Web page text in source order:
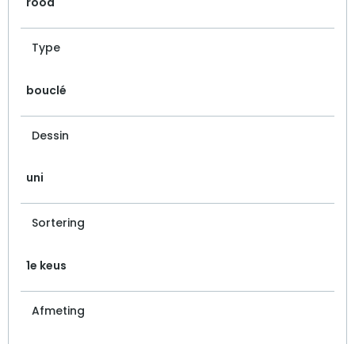
Type
bouclé
Dessin
uni
Sortering
1e keus
Afmeting